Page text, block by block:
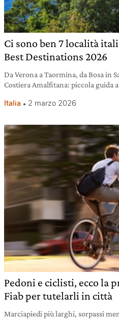
Ci sono ben 7 località
Best Destinations 2026
Da Verona a Taormina, da Bosa in
Costiera Amalfitana: piccola guida
Italia 2 marzo 2026
Pedoni e ciclisti, ecco la
Fiab per tutelarli in città
Marciapiedi più larghi, sorpassi